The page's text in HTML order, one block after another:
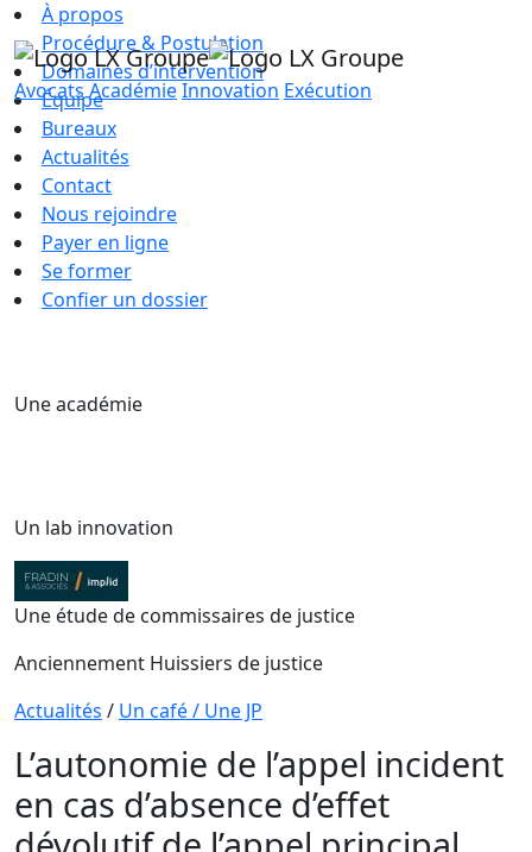
AvocatsAcadémieInnovation Exécution
À propos
Procédure & Postulation
Domaines d’intervention
Équipe
Bureaux
Actualités
Contact
Nous rejoindre
Payer en ligne
Se former
Confier un dossier
Une académie
Un lab innovation
Une étude de commissaires de justice
Anciennement Huissiers de justice
Actualités / Un café / Une JP
L’autonomie de l’appel incident
en cas d’absence d’effet